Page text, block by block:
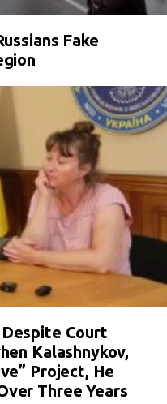
Fake
Court
Kalashnykov,
Project, He
Three Years